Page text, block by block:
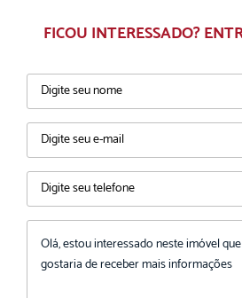
FICOU INTERESSADO?